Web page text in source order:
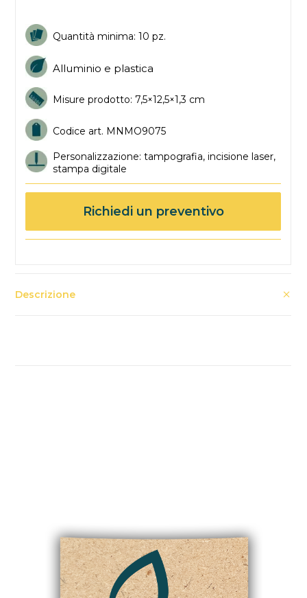
Quantità minima: 10 pz.
Alluminio e plastica
Misure prodotto: 7,5×12,5×1,3 cm
Codice art. MNMO9075
Personalizzazione: tampografia, incisione laser,
stampa digitale
Richiedi un preventivo
Descrizione